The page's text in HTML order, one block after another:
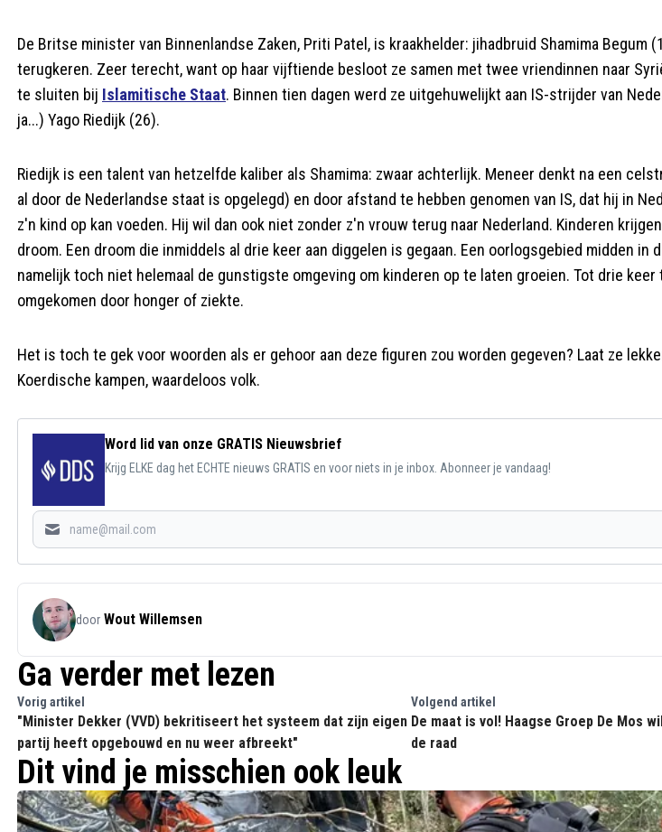
De Britse minister van Binnenlandse Zaken, Priti Patel, is kraakhelder: jihadbruid Shamima Begum
terugkeren. Zeer terecht, want op haar vijftiende besloot ze samen met twee vriendinnen naar
te sluiten bij Islamitische Staat. Binnen tien dagen werd ze uitgehuwelijkt aan IS-strijder van
ja...) Yago Riedijk (26).
Riedijk is een talent van hetzelfde kaliber als Shamima: zwaar achterlijk. Meneer denkt na een
al door de Nederlandse staat is opgelegd) en door afstand te hebben genomen van IS, dat hij in
z'n kind op kan voeden. Hij wil dan ook niet zonder z'n vrouw terug naar Nederland. Kinderen
droom. Een droom die inmiddels al drie keer aan diggelen is gegaan. Een oorlogsgebied midden in
namelijk toch niet helemaal de gunstigste omgeving om kinderen op te laten groeien. Tot drie keer
omgekomen door honger of ziekte.
Het is toch te gek voor woorden als er gehoor aan deze figuren zou worden gegeven? Laat ze
Koerdische kampen, waardeloos volk.
Word lid van onze GRATIS Nieuwsbrief
Krijg ELKE dag het ECHTE nieuws GRATIS en voor niets in je inbox. Abonneer je vandaag!
door Wout Willemsen
Ga verder met lezen
Vorig artikel
"Minister Dekker (VVD) bekritiseert het systeem dat zijn eigen
partij heeft opgebouwd en nu weer afbreekt"
Volgend artikel
De maat is vol! Haagse Groep De Mos
de raad
Dit vind je misschien ook leuk